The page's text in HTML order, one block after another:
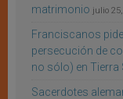
matrimonio julio
Franciscanos
persecución de
no sólo) en Tierra
Sacerdotes